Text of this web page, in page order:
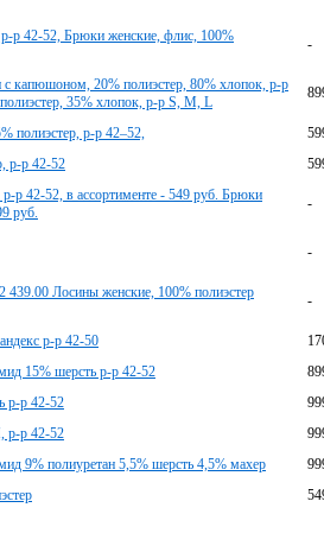
р 42-52, Брюки женские, флис, 100%
-
капюшоном, 20% полиэстер, 80% хлопок, р-р
35% хлопок, р-р S, M, L
полиэстер, р-р 42–52,
р-р 42-52
р 42-52, в ассортименте - 549 руб. Брюки
руб.
-
-
439.00 Лосины женские, 100% полиэстер
-
р-р 42-50
15% шерсть р-р 42-52
р-р 42-52
р-р 42-52
9% полиуретан 5,5% шерсть 4,5% махер